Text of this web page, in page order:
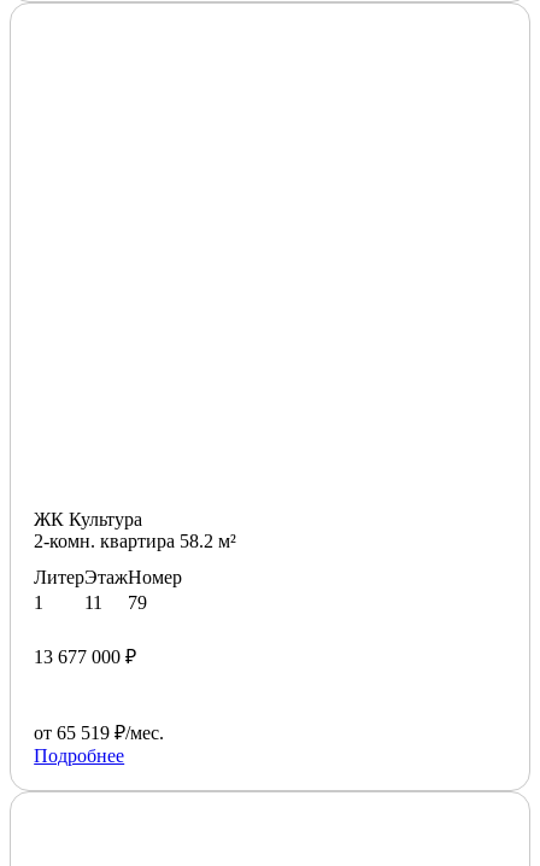
ЖК Культура
2-комн. квартира 58.2 м²
Литер
1
Этаж
11
Номер
79
13 677 000 ₽
от 65 519 ₽/мес.
Подробнее